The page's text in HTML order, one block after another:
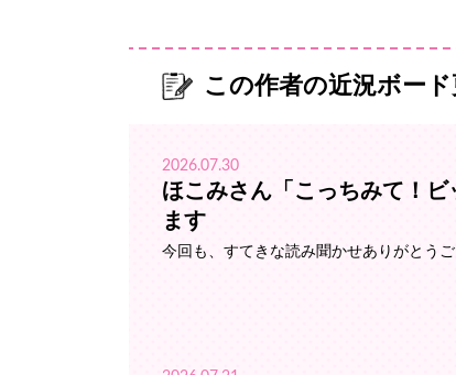
この作者の近況ボー
2026.07.30
ほこみさん「こっちみて！
ます
今回も、すてきな読み聞かせありがとうご